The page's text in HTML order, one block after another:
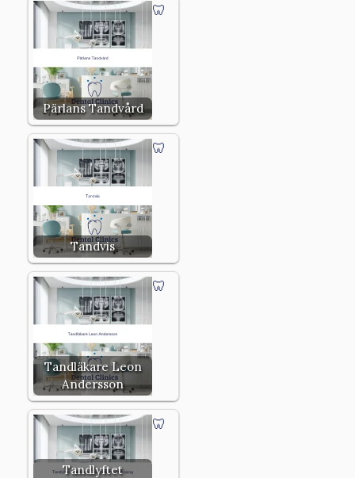
Pärlans Tandvård
Tandvis
Tandläkare Leon
Andersson
Tandlyftet